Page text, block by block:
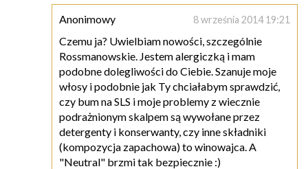
Anonimowy 8 września 2014 19:21
Czemu ja? Uwielbiam nowości, szczególnie
Rossmanowskie. Jestem alergiczką i mam
podobne dolegliwości do Ciebie. Szanuje moje
włosy i podobnie jak Ty chciałabym sprawdzić,
czy bum na SLS i moje problemy z wiecznie
podrażnionym skalpem są wywołane przez
detergenty i konserwanty, czy inne składniki
(kompozycja zapachowa) to winowajca. A
"Neutral" brzmi tak bezpiecznie :)